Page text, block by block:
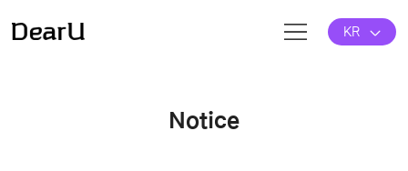
KR
Notice